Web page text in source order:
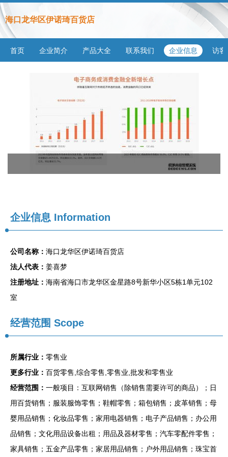
海口龙华区伊诺琦百货店
首页 企业简介 产品大全 联系我们 企业信息 访客
企业信息 Information
公司名称： 海口龙华区伊诺琦百货店
法人代表： 姜喜梦
注册地址： 海南省海口市龙华区金星路8号新华小区5栋1单元102
室
经营范围 Scope
所属行业： 零售业
更多行业： 百货零售,综合零售,零售业,批发和零售业
经营范围： 一般项目：互联网销售（除销售需要许可的商品）；日
用百货销售；服装服饰零售；鞋帽零售；箱包销售；皮革销售；母
婴用品销售；化妆品零售；家用电器销售；电子产品销售；办公用
品销售；文化用品设备出租；用品及器材零售；汽车零配件零售；
家具销售；五金产品零售；家居用品销售；户外用品销售；珠宝首